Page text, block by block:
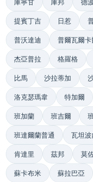
庫寧甘 庫邦 德
提賓丁吉 日惹
普沃達迪 普爾瓦爾
杰亞普拉 格羅格
比馬 沙拉蒂加
洛克瑟瑪韋 特加爾
班加蘭 班吉爾
班達爾蘭普通 瓦坦波
肯達里 茲邦 莫
蘇卡布米 蘇拉巴亞